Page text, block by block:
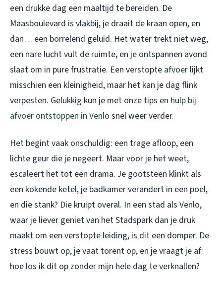
een drukke dag een maaltijd te bereiden. De
Maasboulevard is vlakbij, je draait de kraan open, en
dan… een borrelend geluid. Het water trekt niet weg,
een nare lucht vult de ruimte, en je ontspannen avond
slaat om in pure frustratie. Een verstopte afvoer lijkt
misschien een kleinigheid, maar het kan je dag flink
verpesten. Gelukkig kun je met onze tips en hulp bij
afvoer ontstoppen in Venlo snel weer verder.
Het begint vaak onschuldig: een trage afloop, een
lichte geur die je negeert. Maar voor je het weet,
escaleert het tot een drama. Je gootsteen klinkt als
een kokende ketel, je badkamer verandert in een poel,
en die stank? Die kruipt overal. In een stad als Venlo,
waar je liever geniet van het Stadspark dan je druk
maakt om een verstopte leiding, is dit een domper. De
stress bouwt op, je vaat torent op, en je vraagt je af:
hoe los ik dit op zonder mijn hele dag te verknallen?